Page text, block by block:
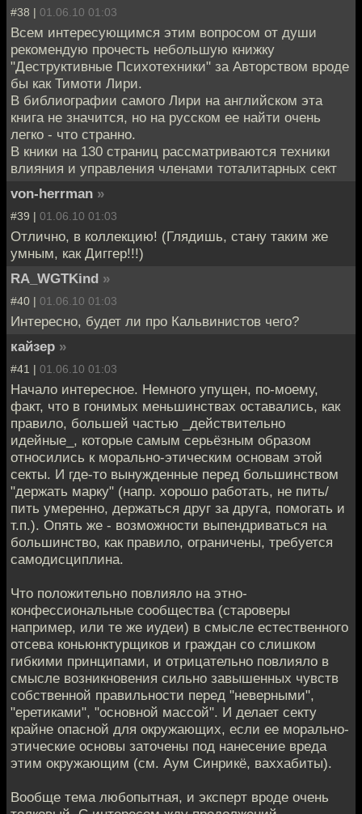
#38 | 01.06.10 01:03
Всем интересующимся этим вопросом от души
рекомендую прочесть небольшую книжку
"Деструктивные Психотехники" за Авторством вроде
бы как Тимоти Лири.
В библиографии самого Лири на английском эта
книга не значится, но на русском ее найти очень
легко - что странно.
В кники на 130 страниц рассматриваются техники
влияния и управления членами тоталитарных сект
von-herrman »
#39 | 01.06.10 01:03
Отлично, в коллекцию! (Глядишь, стану таким же
умным, как Диггер!!!)
RA_WGTKind »
#40 | 01.06.10 01:03
Интересно, будет ли про Кальвинистов чего?
кайзер »
#41 | 01.06.10 01:03
Начало интересное. Немного упущен, по-моему,
факт, что в гонимых меньшинствах оставались, как
правило, большей частью _действительно
идейные_, которые самым серьёзным образом
относились к морально-этическим основам этой
секты. И где-то вынужденные перед большинством
"держать марку" (напр. хорошо работать, не пить/
пить умеренно, держаться друг за друга, помогать и
т.п.). Опять же - возможности выпендриваться на
большинство, как правило, ограничены, требуется
самодисциплина.
Что положительно повлияло на этно-
конфессиональные сообщества (староверы
например, или те же иудеи) в смысле естественного
отсева коньюнктурщиков и граждан со слишком
гибкими принципами, и отрицательно повлияло в
смысле возникновения сильно завышенных чувств
собственной правильности перед "неверными",
"еретиками", "основной массой". И делает секту
крайне опасной для окружающих, если ее морально-
этические основы заточены под нанесение вреда
этим окружающим (см. Аум Синрикё, ваххабиты).
Вообще тема любопытная, и эксперт вроде очень